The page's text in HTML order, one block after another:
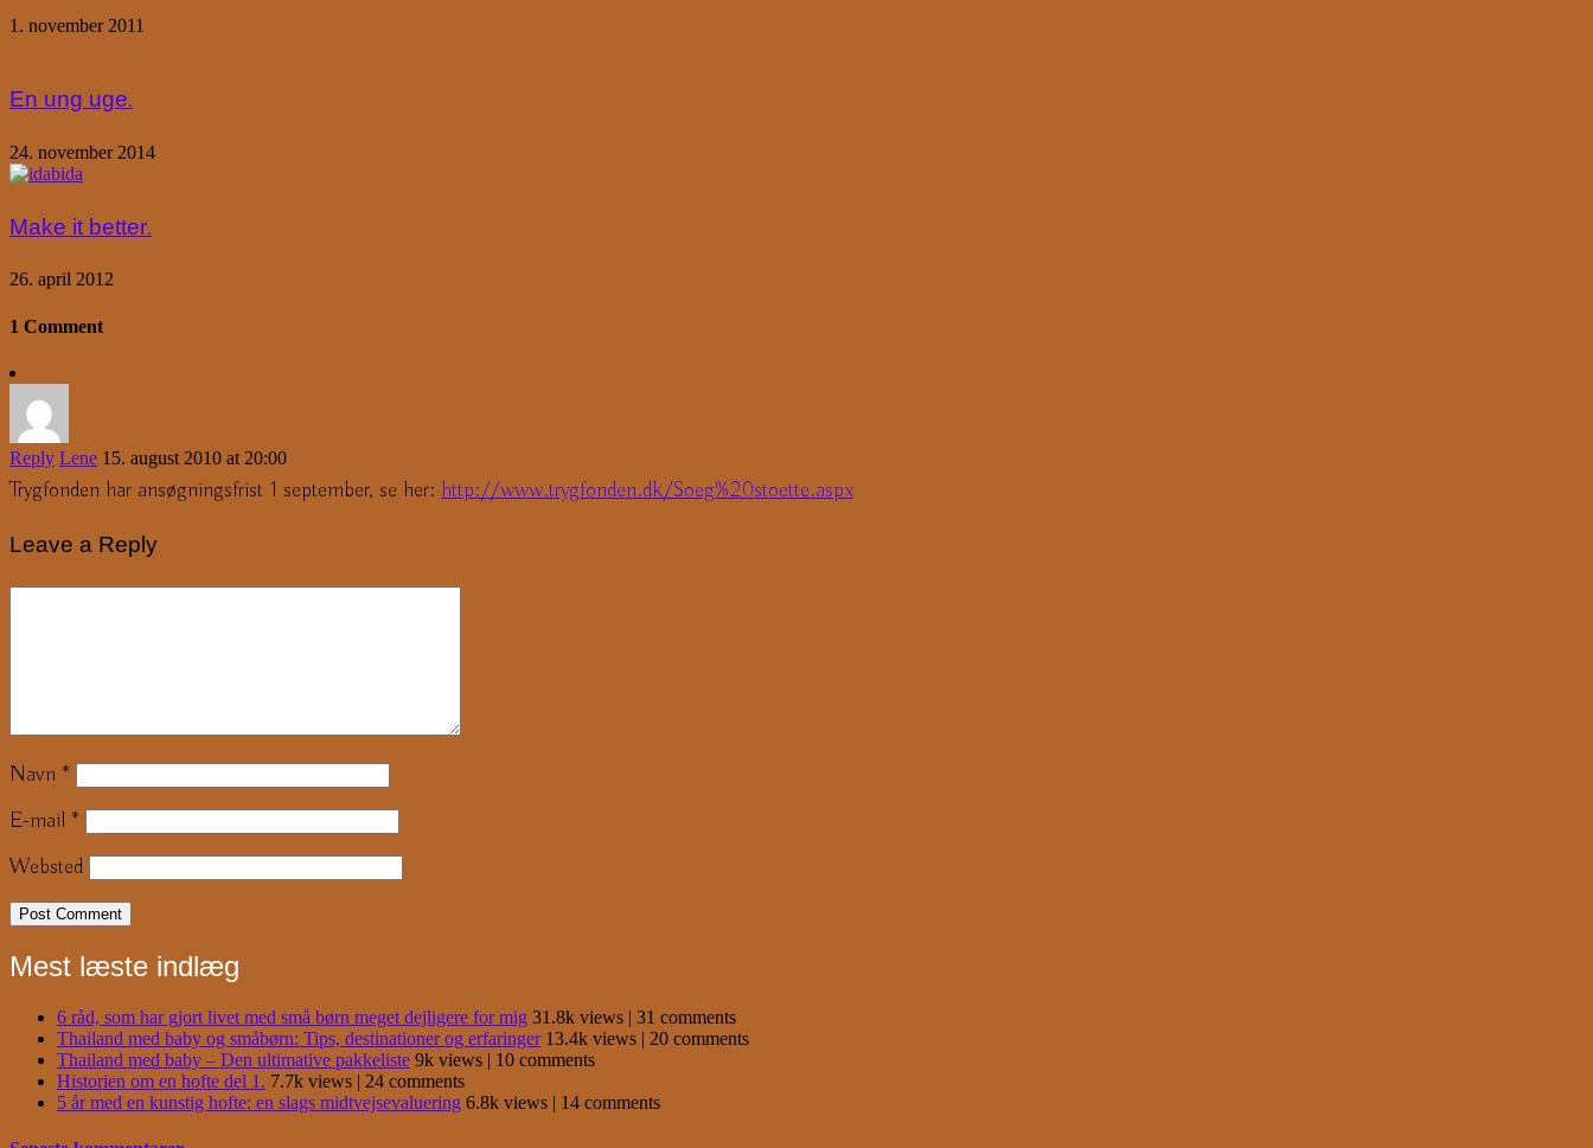
1. november 2011
En ung uge.
24. november 2014
Make it better.
26. april 2012
1 Comment
Reply Lene 15. august 2010 at 20:00
Trygfonden har ansøgningsfrist 1 september, se her: http://www.trygfonden.dk/Soeg%20stoette.aspx
Leave a Reply
Navn *
E-mail *
Websted
Mest læste indlæg
6 råd, som har gjort livet med små børn meget dejligere for mig 31.8k views | 31 comments
Thailand med baby og småbørn: Tips, destinationer og erfaringer 13.4k views | 20 comments
Thailand med baby – Den ultimative pakkeliste 9k views | 10 comments
Historien om en hofte del 1. 7.7k views | 24 comments
5 år med en kunstig hofte: en slags midtvejsevaluering 6.8k views | 14 comments